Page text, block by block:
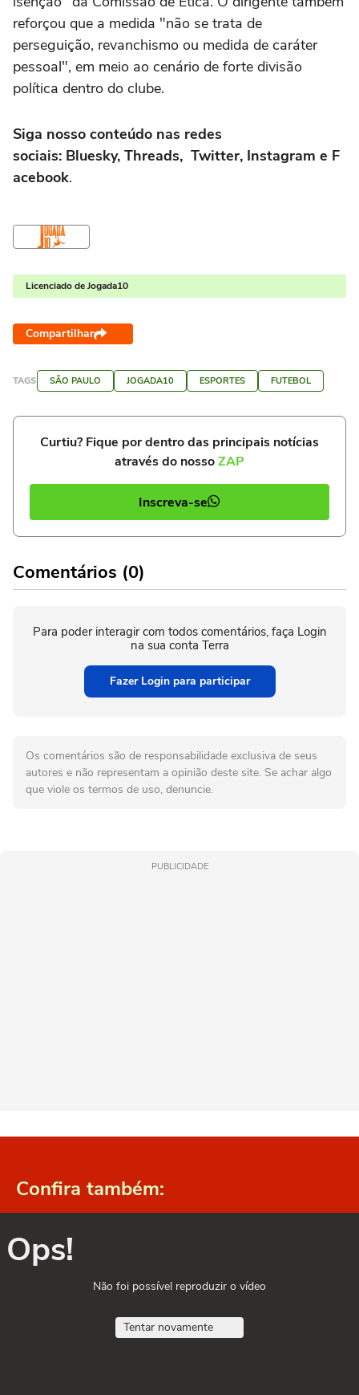
reforçou que a medida "não se trata de
perseguição, revanchismo ou medida de caráter
pessoal", em meio ao cenário de forte divisão
política dentro do clube.
Siga nosso conteúdo nas redes
sociais: Bluesky, Threads, Twitter, Instagram e F
acebook.
Licenciado de Jogada10
Compartilhar
TAGS SÃO PAULO JOGADA10 ESPORTES FUTEBOL
Curtiu? Fique por dentro das principais notícias
através do nossoZAP
Inscreva-se
Comentários (0)
Para poder interagir com todos comentários, faça Login
na sua conta Terra
Fazer Login para participar
Os comentários são de responsabilidade exclusiva de seus
autores e não representam a opinião deste site. Se achar algo
que viole os termos de uso, denuncie.
PUBLICIDADE
Confira também:
Ops!
Não foi possível reproduzir o vídeo
Tentar novamente